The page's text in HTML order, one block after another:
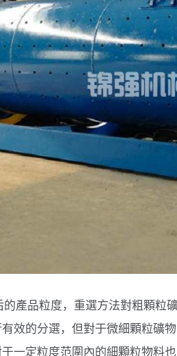
的產品粒度，重選方法對粗顆粒
效的分選，但對于微細顆粒礦
一定粒度范圍內的細顆粒物料